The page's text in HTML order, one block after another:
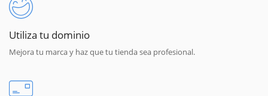
Utiliza tu dominio
Mejora tu marca y haz que tu tienda sea profesional.